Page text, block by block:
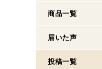
商品一覧
届いた声
投稿一覧